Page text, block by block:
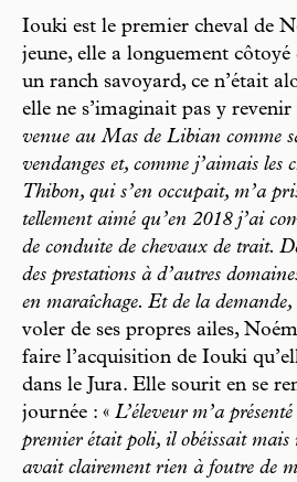
Iouki est le premier cheval de
jeune, elle a longuement côtoyé
un ranch savoyard, ce n’était
elle ne s’imaginait pas y revenir
venue au Mas de Libian comme
vendanges et, comme j’aimais les
Thibon, qui s’en occupait, m’a
tellement aimé qu’en 2018 j’ai
de conduite de chevaux de trait.
des prestations à d’autres
en maraîchage. Et de la
voler de ses propres ailes,
faire l’acquisition de Iouki
dans le Jura. Elle sourit en se
journée : « L’éleveur m’a
premier était poli, il obéissait
avait clairement rien à foutre de